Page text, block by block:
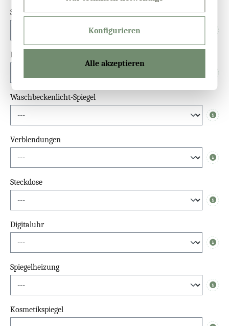
Sensor
Dimmfunktion
Waschbeckenlicht-Spiegel
Info
Verblendungen
Info
Steckdose
Info
Digitaluhr
Info
Spiegelheizung
Info
Kosmetikspiegel
Konfigurieren
Alle akzeptieren